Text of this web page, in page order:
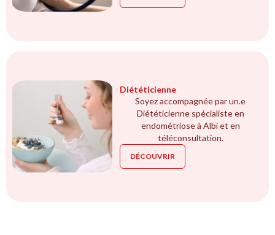
Diététicienne
Soyez accompagnée par un.e
Diététicienne spécialiste en
endométriose à Albi et en
téléconsultation.
DÉCOUVRIR